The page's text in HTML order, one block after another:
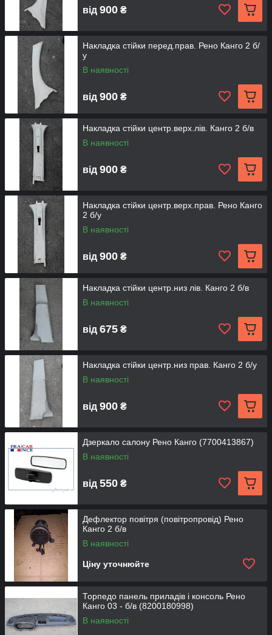
від 900 ₴
Накладка стійки перед.прав. Рено Канго 2 б/
у
В наявності
від 900 ₴
Накладка стійки центр.верх.лів. Канго 2 б/в
В наявності
від 900 ₴
Накладка стійки центр.верх.прав. Рено Канго
2 б/у
В наявності
від 900 ₴
Накладка стійки центр.низ лів. Канго 2 б/в
В наявності
від 675 ₴
Накладка стійки центр.низ прав. Канго 2 б/у
В наявності
від 900 ₴
Дзеркало салону Рено Канго (7700413867)
В наявності
від 550 ₴
Дефлектор повітря (повітропровід) Рено
Канго 2 б/в
В наявності
Ціну уточнюйте
Торпедо панель приладів і консоль Рено
Канго 03 - б/в (8200180998)
В наявності